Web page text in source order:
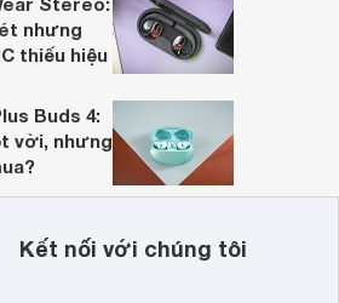
nhưng
thiếu hiệu
Buds 4:
vời, nhưng
Kết nối với chúng tôi